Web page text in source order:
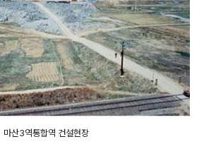
마산3역통합역 건설현장